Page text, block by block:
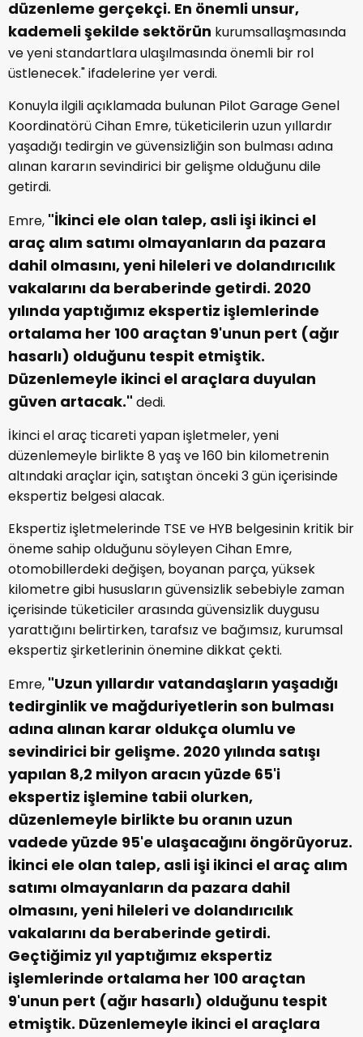
düzenleme gerçekçi. En önemli unsur,
kademeli şekilde sektörün kurumsallaşmasında
ve yeni standartlara ulaşılmasında önemli bir rol
üstlenecek." ifadelerine yer verdi.
Konuyla ilgili açıklamada bulunan Pilot Garage Genel
Koordinatörü Cihan Emre, tüketicilerin uzun yıllardır
yaşadığı tedirgin ve güvensizliğin son bulması adına
alınan kararın sevindirici bir gelişme olduğunu dile
getirdi.
Emre, "İkinci ele olan talep, asli işi ikinci el
araç alım satımı olmayanların da pazara
dahil olmasını, yeni hileleri ve dolandırıcılık
vakalarını da beraberinde getirdi. 2020
yılında yaptığımız ekspertiz işlemlerinde
ortalama her 100 araçtan 9'unun pert (ağır
hasarlı) olduğunu tespit etmiştik.
Düzenlemeyle ikinci el araçlara duyulan
güven artacak." dedi.
İkinci el araç ticareti yapan işletmeler, yeni
düzenlemeyle birlikte 8 yaş ve 160 bin kilometrenin
altındaki araçlar için, satıştan önceki 3 gün içerisinde
ekspertiz belgesi alacak.
Ekspertiz işletmelerinde TSE ve HYB belgesinin kritik bir
öneme sahip olduğunu söyleyen Cihan Emre,
otomobillerdeki değişen, boyanan parça, yüksek
kilometre gibi hususların güvensizlik sebebiyle zaman
içerisinde tüketiciler arasında güvensizlik duygusu
yarattığını belirtirken, tarafsız ve bağımsız, kurumsal
ekspertiz şirketlerinin önemine dikkat çekti.
Emre, "Uzun yıllardır vatandaşların yaşadığı
tedirginlik ve mağduriyetlerin son bulması
adına alınan karar oldukça olumlu ve
sevindirici bir gelişme. 2020 yılında satışı
yapılan 8,2 milyon aracın yüzde 65'i
ekspertiz işlemine tabii olurken,
düzenlemeyle birlikte bu oranın uzun
vadede yüzde 95'e ulaşacağını öngörüyoruz.
İkinci ele olan talep, asli işi ikinci el araç alım
satımı olmayanların da pazara dahil
olmasını, yeni hileleri ve dolandırıcılık
vakalarını da beraberinde getirdi.
Geçtiğimiz yıl yaptığımız ekspertiz
işlemlerinde ortalama her 100 araçtan
9'unun pert (ağır hasarlı) olduğunu tespit
etmiştik. Düzenlemeyle ikinci el araçlara